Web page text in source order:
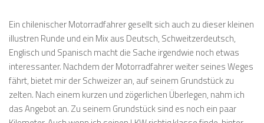
Ein chilenischer Motorradfahrer gesellt sich auch zu dieser kleinen
illustren Runde und ein Mix aus Deutsch, Schweitzerdeutsch,
Englisch und Spanisch macht die Sache irgendwie noch etwas
interessanter. Nachdem der Motorradfahrer weiter seines Weges
fährt, bietet mir der Schweizer an, auf seinem Grundstück zu
zelten. Nach einem kurzen und zögerlichen Überlegen, nahm ich
das Angebot an. Zu seinem Grundstück sind es noch ein paar